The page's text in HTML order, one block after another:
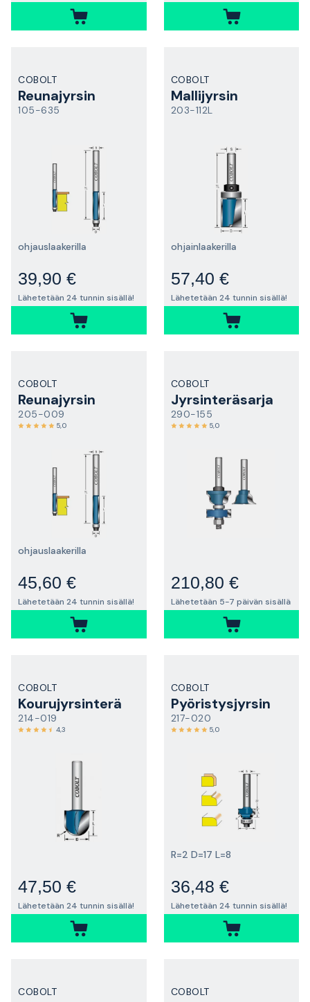
COBOLT
Reunajyrsin
105-635
ohjauslaakerilla
39,90 €
Lähetetään 24 tunnin sisällä!
COBOLT
Mallijyrsin
203-112L
ohjainlaakerilla
57,40 €
Lähetetään 24 tunnin sisällä!
COBOLT
Reunajyrsin
205-009
5,0
ohjauslaakerilla
45,60 €
Lähetetään 24 tunnin sisällä!
COBOLT
Jyrsinteräsarja
290-155
5,0
210,80 €
Lähetetään 5-7 päivän sisällä
COBOLT
Kourujyrsinterä
214-019
4,3
47,50 €
Lähetetään 24 tunnin sisällä!
COBOLT
Pyöristysjyrsin
217-020
5,0
R=2 D=17 L=8
36,48 €
Lähetetään 24 tunnin sisällä!
COBOLT COBOLT